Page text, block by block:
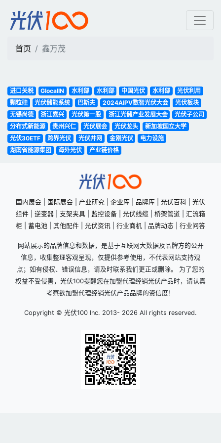
鑫万茂 | 光伏100
首页 鑫万茂
进口关税 GlocalIN 水利部 水利部 中国光伏 水利部
光伏利用
颗粒硅
光伏储能系统 巴斯夫 2024AIPV数智光伏大会
光伏板块
无锡尚德
浙江嘉兴 光伏第一股 浙江光储产业发展大会
光伏子公司
分布式新能源
贵州兴仁 光伏展会 光伏龙头
新加坡国立大学
光伏30ETF
跨界光伏 光伏并网 金刚光伏
电力设施
湖南省能源集团
海外光伏 产业链价格
国内展会 国际展会 产业研究 企业库 品牌库 光伏百科
光伏
组件
逆变器 支架夹具 监控设备 光伏线缆 桥架管道
汇流箱
柜
蓄电池 其他配件 光伏资讯 行业商机 品牌动态 行业问答
网站展示的品牌信息和数据，是基于互联网大数据及品牌方的公开
信息，收集整理客观呈现，仅提供参考使用，不代表网站支持观
点；如有侵权、错误信息，请及时联系我们更正或删除。 为了您的
权益不受侵害，光伏100提醒您在加盟代理经销光伏产品时，请认真
考察欲加盟代理经销光伏产品品牌的资信度！
Copyright © 光伏100 Inc. 2013- 2026 All rights reserved.